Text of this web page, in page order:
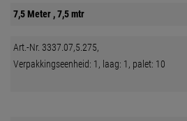
7,5 Meter , 7,5 mtr
Art.-Nr. 3337.07,5.275,
Verpakkingseenheid: 1, laag: 1, palet: 10